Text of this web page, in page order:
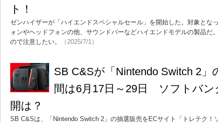
ト！
ゼンハイザーが「ハイエンドスペシャルセール」を開始した。対象とな
ォンやヘッドフォンの他、サウンドバーなどハイエンドモデルの製品だ
ので注意したい。
（2025/7/1）
SB C&Sが「Nintendo Switch 2」
間は6月17日～29日 ソフトバン
開は？
SB C&Sは、「Nintendo Switch 2」の抽選販売をECサイト「トレテク！